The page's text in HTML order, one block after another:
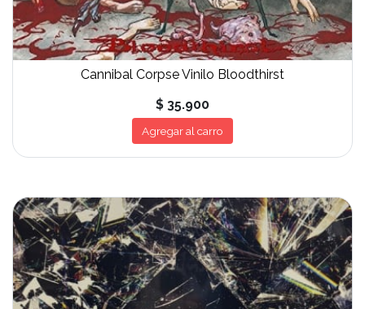
Cannibal Corpse Vinilo Bloodthirst
$ 35.900
Agregar al carro